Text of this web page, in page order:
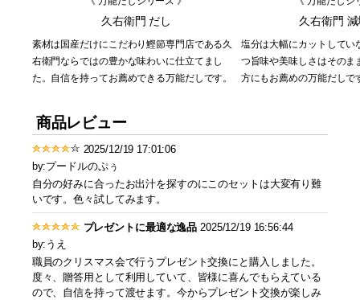
久右衛門 だし
素材は国産だけにこだわり鰹節専門店である久
右衛門ならではの豊かな味わいに仕立てまし
た。自信を持ってお薦めできる万能だしです。
久右衛門
塩分は大幅にカットしてい
つ旨味や美味しさはそのま
方にもお薦めの万能だしで
商品レビュー
2025/12/19 17:01:06
by:プードルのぷぅ
自分の好みに合ったお出汁を探すのにこのセットは大変有り難
いです。色々試してみます。
プレゼントに最適な逸品 2025/12/19 16:56:44
by:うえ
職員のクリスマス会で行うプレゼント交換にと購入しました。
度々、贈答用として利用していて、皆様に喜んでもらえている
ので、自信を持って渡せます。今からプレゼント交換が楽しみ